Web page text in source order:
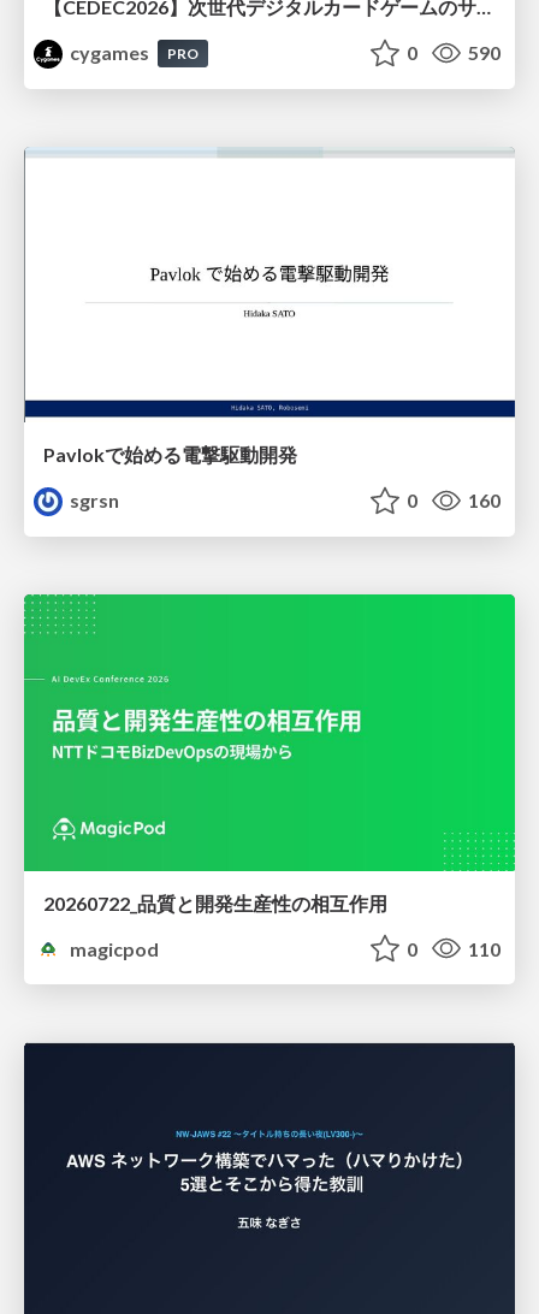
cygames
PRO 0 590
Pavlokで始める電撃駆動開発
sgrsn
0 160
20260722_品質と開発生産性の相互作用
magicpod
0 110